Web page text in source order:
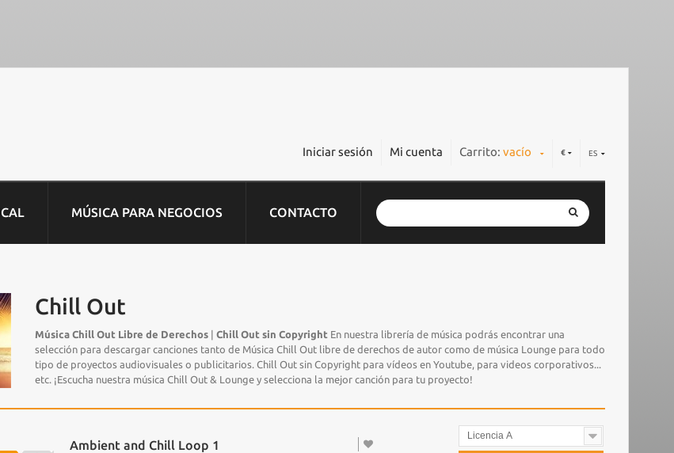
ES
€
Carrito: vacío
Mi cuenta
Iniciar sesión
MÚSICA PARA NEGOCIOS CONTACTO
Chill Out
Música Chill Out Libre de Derechos Chill Out sin Copyright En nuestra librería de música podrás encontrar una
selección para descargar canciones tanto de Música Chill Out libre de derechos de autor como de música Lounge para todo
tipo de proyectos audiovisuales o publicitarios. Chill Out sin Copyright para vídeos en Youtube, para videos corporativos...
etc. ¡Escucha nuestra música Chill Out & Lounge y selecciona la mejor canción para tu proyecto!
Ambient and Chill Loop 1
Licencia A